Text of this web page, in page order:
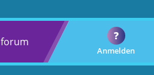
forum
Anmelden
?